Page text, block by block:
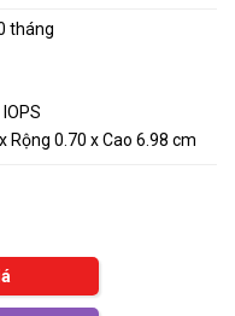
tháng
Rộng 0.70 x Cao 6.98 cm